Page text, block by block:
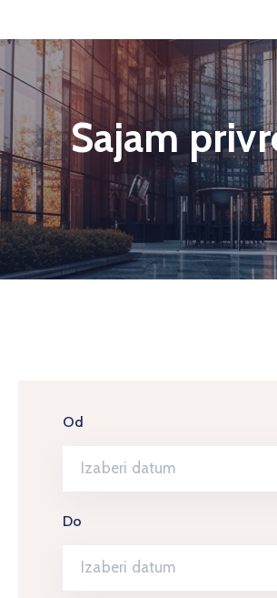
ID
Vogošće
Privreda
Vogošća
Poslovanje
Investiranje
Sajam
Home Sajam
Od
Do